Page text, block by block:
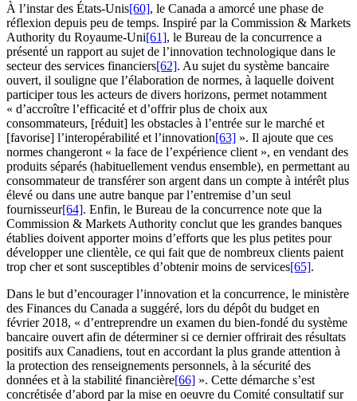
À l’instar des États-Unis[60], le Canada a amorcé une phase de
réflexion depuis peu de temps. Inspiré par la Commission & Markets
Authority du Royaume-Uni[61], le Bureau de la concurrence a
présenté un rapport au sujet de l’innovation technologique dans le
secteur des services financiers[62]. Au sujet du système bancaire
ouvert, il souligne que l’élaboration de normes, à laquelle doivent
participer tous les acteurs de divers horizons, permet notamment
« d’accroître l’efficacité et d’offrir plus de choix aux
consommateurs, [réduit] les obstacles à l’entrée sur le marché et
[favorise] l’interopérabilité et l’innovation[63] ». Il ajoute que ces
normes changeront « la face de l’expérience client », en vendant des
produits séparés (habituellement vendus ensemble), en permettant au
consommateur de transférer son argent dans un compte à intérêt plus
élevé ou dans une autre banque par l’entremise d’un seul
fournisseur[64]. Enfin, le Bureau de la concurrence note que la
Commission & Markets Authority conclut que les grandes banques
établies doivent apporter moins d’efforts que les plus petites pour
développer une clientèle, ce qui fait que de nombreux clients paient
trop cher et sont susceptibles d’obtenir moins de services[65].
Dans le but d’encourager l’innovation et la concurrence, le ministère
des Finances du Canada a suggéré, lors du dépôt du budget en
février 2018, « d’entreprendre un examen du bien-fondé du système
bancaire ouvert afin de déterminer si ce dernier offrirait des résultats
positifs aux Canadiens, tout en accordant la plus grande attention à
la protection des renseignements personnels, à la sécurité des
données et à la stabilité financière[66] ». Cette démarche s’est
concrétisée d’abord par la mise en oeuvre du Comité consultatif sur